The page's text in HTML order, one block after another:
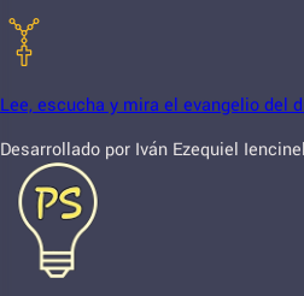
Lee, escucha y mira el evangelio del
Desarrollado por Iván Ezequiel